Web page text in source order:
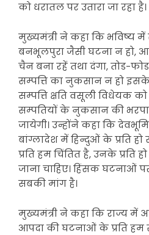
को धरातल पर उतारा जा रहा है।
मुख्यमंत्री ने कहा कि भविष्य में
बनभूलपुरा जैसी घटना न हो,
चैन बना रहें तथा दंगा, तोड-
सम्पत्ति का नुकसान न हो
सम्पत्ति क्षति वसूली विधेयक
सम्पतियों के नुकसान की
जायेगी। उन्होंने कहा कि
बांग्लादेश में हिन्दुओं के प्रति
प्रति हम चिंतित है, उनके प्रति
जाना चाहिए। हिंसक घटनाओं
सबकी मांग है।
मुख्यमंत्री ने कहा कि राज्य में
आपदा की घटनाओं के प्रति हम